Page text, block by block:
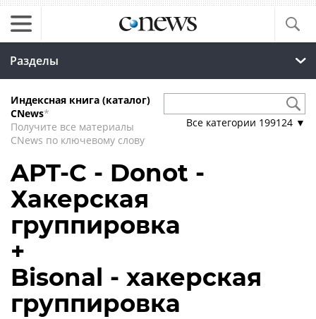
Разделы
Индексная книга (каталог)
CNews*
Получите все материалы
CNews по ключевому слову
Все категории 199124 ▼
APT-C - Donot -
Хакерская
группировка
+
Bisonal - хакерская
группировка